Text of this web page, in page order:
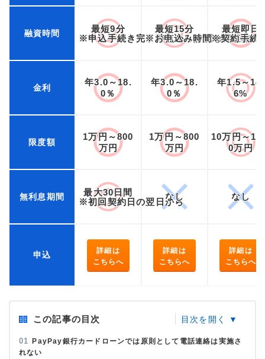
融資時間 最短9分
※申込手続き完了時点から計測した最短時
最短15分
※お申込み時間や審査状況
最短即日
※契約手続
金利
年3.0～18.
0％
年3.0～18.
0％
年1.5～14.
6%
限度額
1万円～800
万円
1万円～800
万円
10万円～
0万円
無利息期間 最大30日間
※初回契約日の翌日から
なし なし
申込
詳細は
こちらへ
詳細は
こちらへ
詳細は
こちらへ
この記事の目次
PayPay銀行カードローンでは原則として電話連絡は実施さ
れない